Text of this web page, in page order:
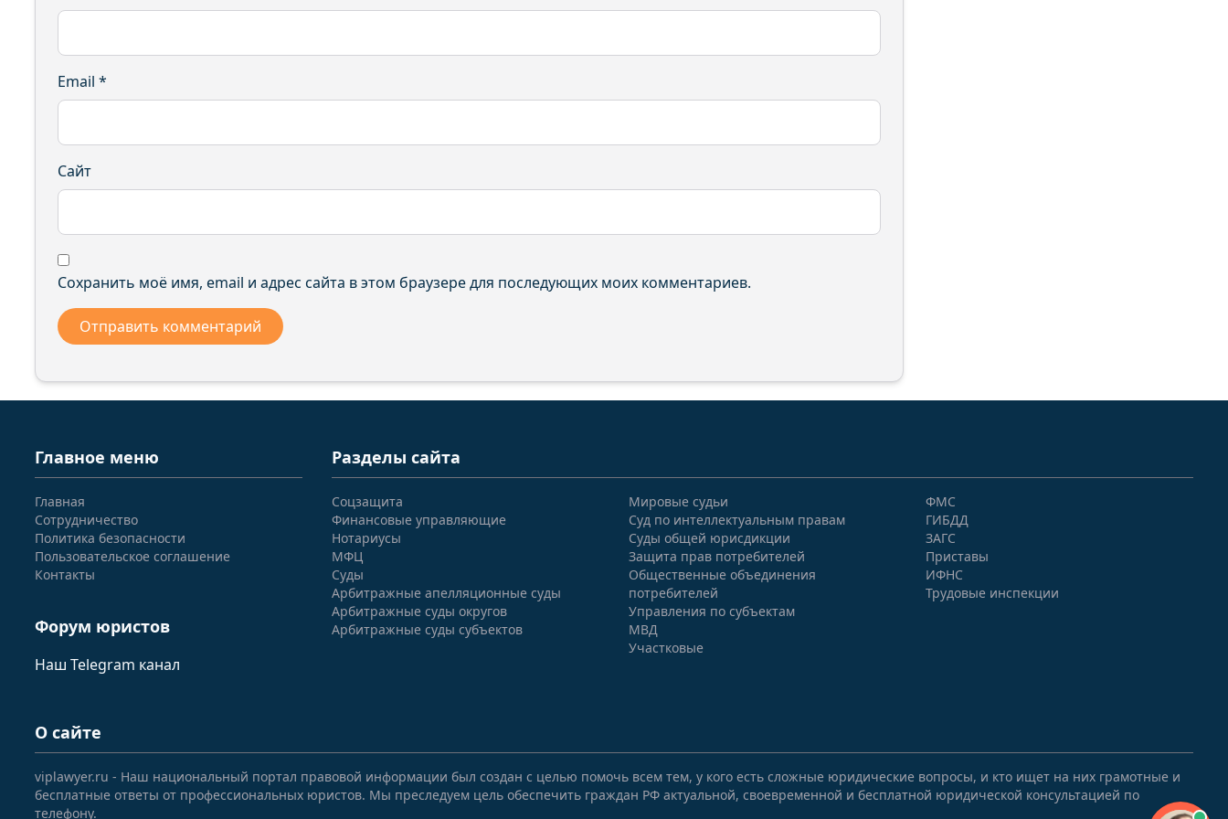
Email *
Сайт
Сохранить моё имя, email и адрес сайта в этом браузере для последующих моих комментариев.
Главное меню
Главная
Сотрудничество
Политика безопасности
Пользовательское соглашение
Контакты
Форум юристов
Наш Telegram канал
Разделы сайта
Соцзащита
Финансовые управляющие
Нотариусы
МФЦ
Суды
Арбитражные апелляционные суды
Арбитражные суды округов
Арбитражные суды субъектов
Мировые судьи
Суд по интеллектуальным правам
Суды общей юрисдикции
Защита прав потребителей
Общественные объединения
потребителей
Управления по субъектам
МВД
Участковые
ФМС
ГИБДД
ЗАГС
Приставы
ИФНС
Трудовые инспекции
О сайте
viplawyer.ru - Наш национальный портал правовой информации был создан с целью помочь всем тем, у кого есть сложные юридические вопросы, и кто ищет на них грамотные и
бесплатные ответы от профессиональных юристов. Мы преследуем цель обеспечить граждан РФ актуальной, своевременной и бесплатной юридической консультацией по
телефону.